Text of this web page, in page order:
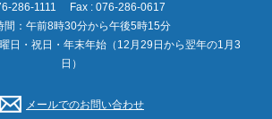
286-1111
Fax : 076-286-0617
間：午前8時30分から午後5時15分
日・祝日・年末年始（12月29日から翌年の1月3
日）
メールでのお問い合わせ